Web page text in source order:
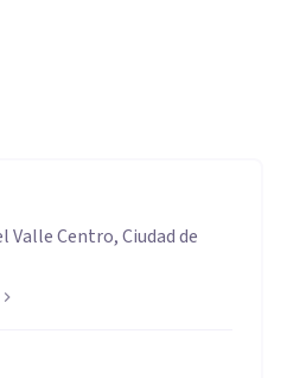
Valle Centro, Ciudad de